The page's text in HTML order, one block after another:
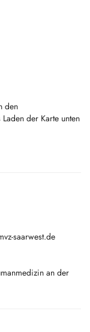
den
der Karte unten
saarwest.de
an der
des